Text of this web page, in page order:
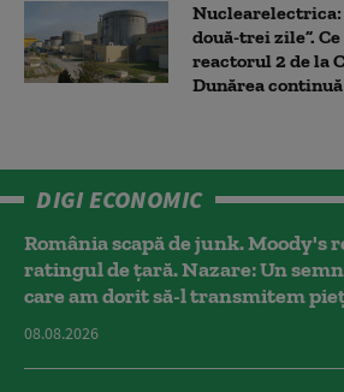
Nuclearelectrica:
două-trei zile”.
reactorul 2 de la
Dunărea continuă
DIGI ECONOMIC
România scapă de junk. Moody's
ratingul de țară. Nazare: Un
care am dorit să-l transmitem
08.08.2026